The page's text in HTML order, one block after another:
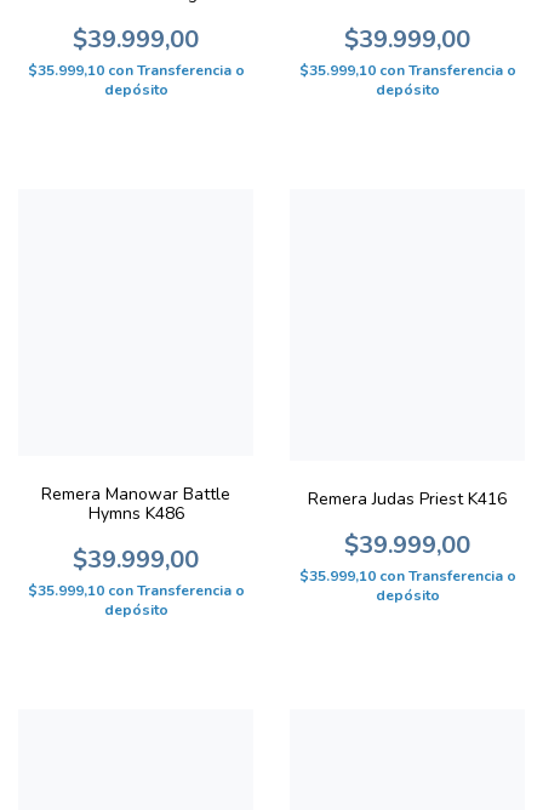
$39.999,00
$35.999,10 con Transferencia o
depósito
$39.999,00
$35.999,10 con Transferencia o
depósito
Remera Manowar Battle
Hymns K486
$39.999,00
$35.999,10 con Transferencia o
depósito
Remera Judas Priest K416
$39.999,00
$35.999,10 con Transferencia o
depósito